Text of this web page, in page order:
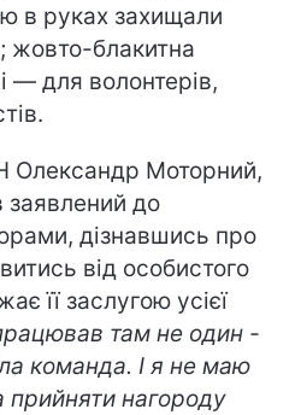
в руках захищали
жовто-блакитна
— для волонтерів,
Олександр Моторний,
заявлений до
дізнавшись про
від особистого
її заслугою усієї
там не один -
команда. І я не маю
нагороду